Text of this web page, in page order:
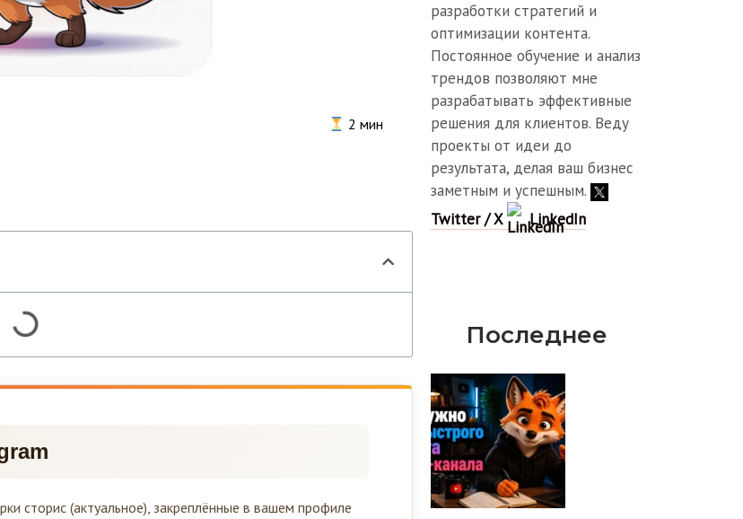
2 мин
сторис (актуальное), закреплённые в вашем профиле
разработки стратегий и
оптимизации контента.
Постоянное обучение и анализ
трендов позволяют мне
разрабатывать эффективные
решения для клиентов. Веду
проекты от идеи до
результата, делая ваш бизнес
заметным и успешным.
Twitter / X
LinkedIn
Последнее